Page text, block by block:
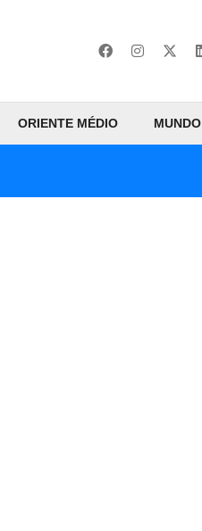
ORIENTE MÉDIO MUNDO